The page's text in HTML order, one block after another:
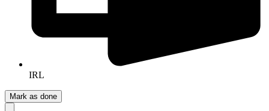
IRL
Mark as done